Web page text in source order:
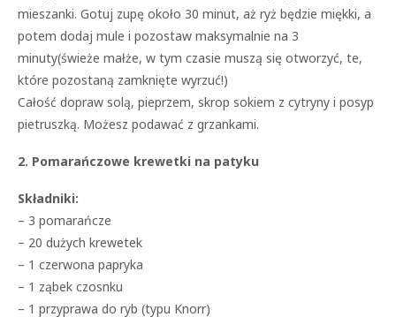
mieszanki. Gotuj zupę około 30 minut, aż ryż będzie miękki, a
potem dodaj mule i pozostaw maksymalnie na 3
minuty(świeże małże, w tym czasie muszą się otworzyć, te,
które pozostaną zamknięte wyrzuć!)
Całość dopraw solą, pieprzem, skrop sokiem z cytryny i posyp
pietruszką. Możesz podawać z grzankami.
2. Pomarańczowe krewetki na patyku
Składniki:
– 3 pomarańcze
– 20 dużych krewetek
– 1 czerwona papryka
– 1 ząbek czosnku
– 1 przyprawa do ryb (typu Knorr)